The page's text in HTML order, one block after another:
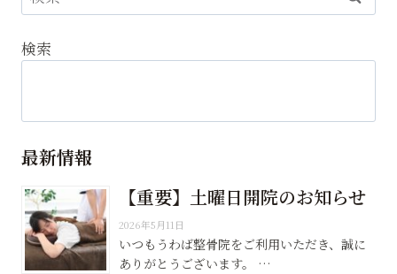
索:
検索
最新情報
【重要】土曜日開院のお知らせ
2026年5月11日
いつもうわば整骨院をご利用いただき、誠に
ありがとうございます。 …